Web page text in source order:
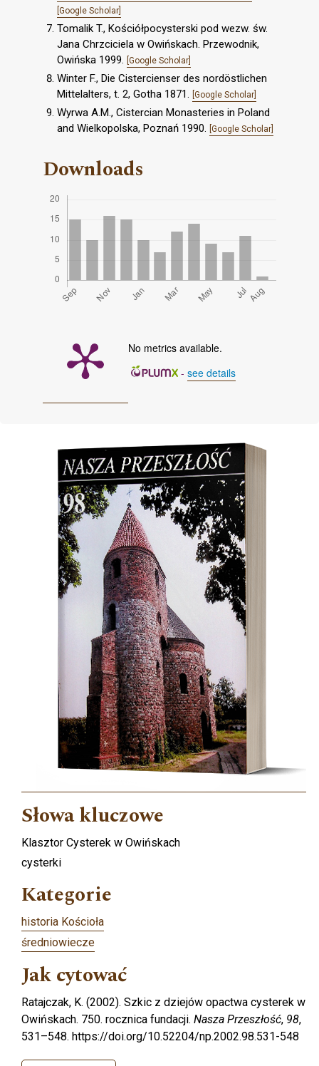
[Google Scholar]
Tomalik T., Kościółpocysterski pod wezw. św.
Jana Chrzciciela w Owińskach. Przewodnik,
Owińska 1999. [Google Scholar]
Winter F., Die Cistercienser des nordöstlichen
Mittelalters, t. 2, Gotha 1871. [Google Scholar]
Wyrwa A.M., Cistercian Monasteries in Poland
and Wielkopolska, Poznań 1990.
[Google Scholar]
Downloads
No metrics available.
- see details
Słowa kluczowe
Klasztor Cysterek w Owińskach
cysterki
Kategorie
historia Kościoła
średniowiecze
Jak cytować
Ratajczak, K. (2002). Szkic z dziejów opactwa cysterek w
Owińskach. 750. rocznica fundacji. Nasza Przeszłość, 98,
531–548. https://doi.org/10.52204/np.2002.98.531-548